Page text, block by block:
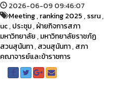
2026-06-09 09:46:07
Meeting,ranking 2025,ssru,
uc,ประชุม,ฝ่ายกิจการสภา
มหาวิทยาลัย,มหาวิทยาลัยราชภัฏ
สวนสุนันทา,สวนสุนันทา,สภา
คณาจารย์และข้าราชการ